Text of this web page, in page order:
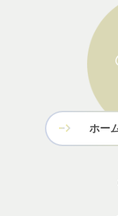
ホー